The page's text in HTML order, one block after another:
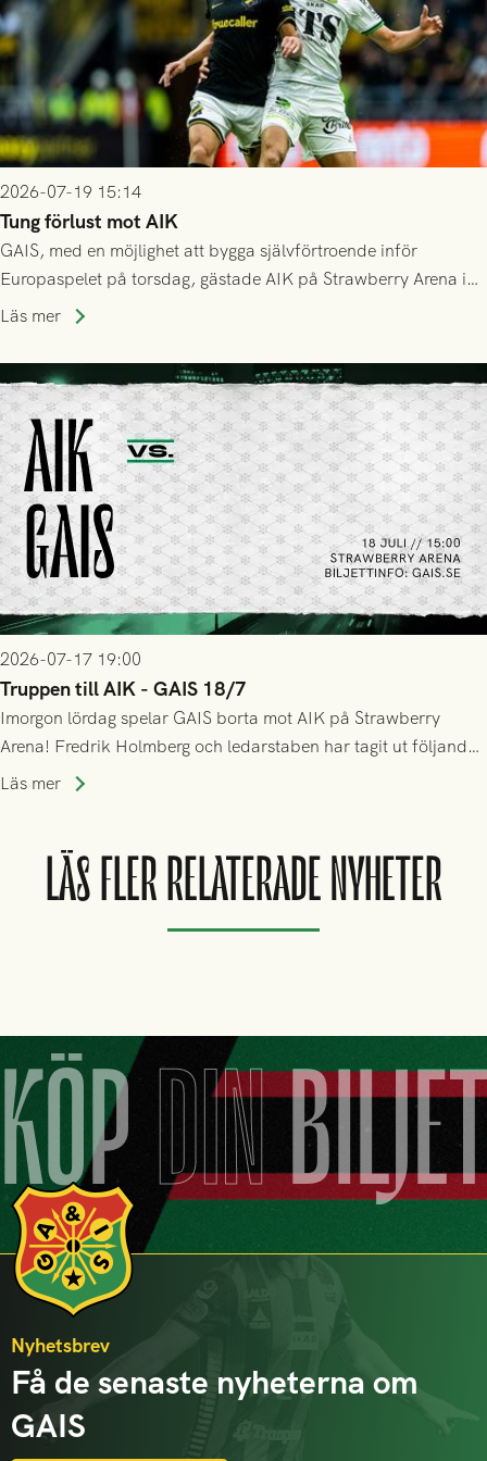
2026-07-19 15:14
Tung förlust mot AIK
GAIS, med en möjlighet att bygga självförtroende inför
Europaspelet på torsdag, gästade AIK på Strawberry Arena i
Stockholm . Men trots konstant hotande i första halvlek av
lyckades få in 2-0.
Läs mer
2026-07-17 19:00
Truppen till AIK - GAIS 18/7
Imorgon lördag spelar GAIS borta mot AIK på Strawberry
Arena! Fredrik Holmberg och ledarstaben har tagit ut följande
trupp till matchen:
Läs mer
LÄS FLER RELATERADE NYHETER
KÖPDIN
Nyhetsbrev
Få de senaste nyheterna om
GAIS